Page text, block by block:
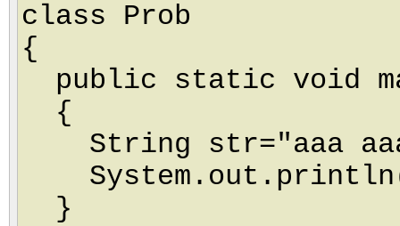
class Prob
{
public static void
{
String str="aaa
}